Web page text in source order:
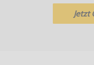
Jetzt